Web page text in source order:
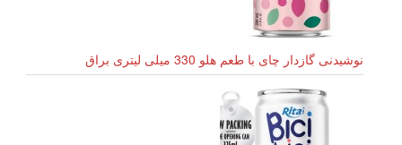
نوشیدنی گازدار چای با طعم هلو 330 میلی لیتری براق